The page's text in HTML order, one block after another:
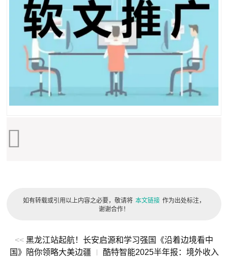
如有转载或引用以上内容之必要，敬请将 本文链接 作为出处标注，
谢谢合作！
<< 黑龙江站起航！长安启源和学习强国《沿着边境看中
国》陪你领略大美边疆
酷特智能2025半年报：境外收入